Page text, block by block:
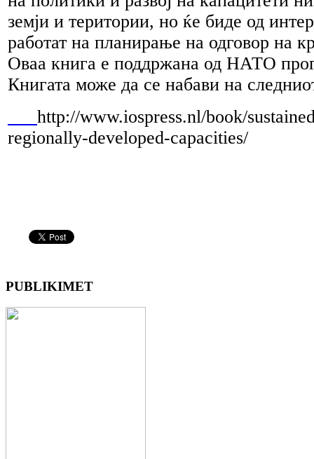
земји и територии, но ќе биде од
работат на планирање на одговор на
Оваа книга е поддржана од НАТО
Книгата може да се набави на
http://www.iospress.nl/book/
regionally-developed-capacities/
PUBLIKIMET